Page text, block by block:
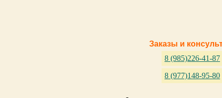
Заказы и
8 (985)226-41-87
8 (977)148-95-80